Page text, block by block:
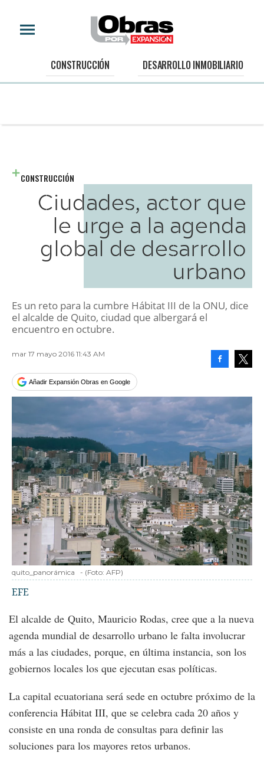
CONSTRUCCIÓN DESARROLLO INMOBILIARIO
CONSTRUCCIÓN
Ciudades, actor que
le urge a la agenda
global de desarrollo
urbano
Es un reto para la cumbre Hábitat III de la ONU, dice
el alcalde de Quito, ciudad que albergará el
encuentro en octubre.
mar 17 mayo 2016 11:43 AM
Añadir Expansión Obras en Google
quito_panorámica - (Foto: AFP)
EFE
El alcalde de Quito, Mauricio Rodas, cree que a la nueva
agenda mundial de desarrollo urbano le falta involucrar
más a las ciudades, porque, en última instancia, son los
gobiernos locales los que ejecutan esas políticas.
La capital ecuatoriana será sede en octubre próximo de la
conferencia Hábitat III, que se celebra cada 20 años y
consiste en una ronda de consultas para definir las
soluciones para los mayores retos urbanos.